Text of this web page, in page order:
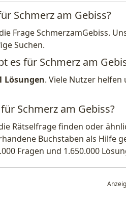
Schmerz am Gebiss?
Frage SchmerzamGebiss.
Suchen.
es für Schmerz am
Lösungen. Viele Nutzer
Schmerz am Gebiss?
Rätselfrage finden oder
Buchstaben als
Fragen und 1.650.000